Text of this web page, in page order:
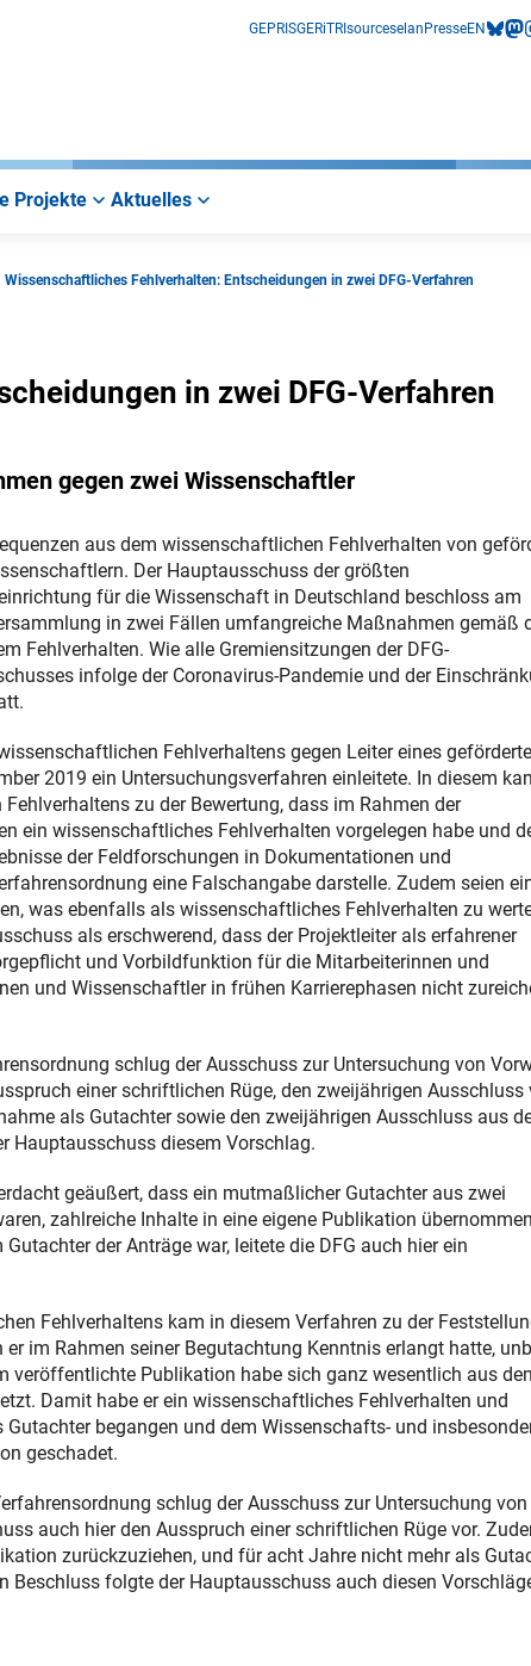
GEPRISGERiTRIsourceselan PresseEN
Projekte Aktuelles
Wissenschaftliches Fehlverhalten: Entscheidungen in zwei DFG-Verfahren
in zwei DFG-Verfahren
gegen zwei Wissenschaftler
aus dem wissenschaftlichen Fehlverhalten von
Der Hauptausschuss der größten
für die Wissenschaft in Deutschland beschloss am
in zwei Fällen umfangreiche Maßnahmen gemäß
Fehlverhalten. Wie alle Gremiensitzungen der DFG-
infolge der Coronavirus-Pandemie und der
Fehlverhaltens gegen Leiter eines
2019 ein Untersuchungsverfahren einleitete. In diesem
zu der Bewertung, dass im Rahmen der
ein wissenschaftliches Fehlverhalten vorgelegen habe und
der Feldforschungen in Dokumentationen und
eine Falschangabe darstelle. Zudem seien
was ebenfalls als wissenschaftliches Fehlverhalten zu
als erschwerend, dass der Projektleiter als erfahrener
und Vorbildfunktion für die Mitarbeiterinnen und
und Wissenschaftler in frühen Karrierephasen nicht
schlug der Ausschuss zur Untersuchung von
einer schriftlichen Rüge, den zweijährigen Ausschluss
als Gutachter sowie den zweijährigen Ausschluss aus
Hauptausschuss diesem Vorschlag.
geäußert, dass ein mutmaßlicher Gutachter aus zwei
zahlreiche Inhalte in eine eigene Publikation übernommen
der Anträge war, leitete die DFG auch hier ein
Fehlverhaltens kam in diesem Verfahren zu der
im Rahmen seiner Begutachtung Kenntnis erlangt hatte,
veröffentlichte Publikation habe sich ganz wesentlich aus den
Damit habe er ein wissenschaftliches Fehlverhalten und
begangen und dem Wissenschafts- und
geschadet.
schlug der Ausschuss zur Untersuchung von
auch hier den Ausspruch einer schriftlichen Rüge vor.
zurückzuziehen, und für acht Jahre nicht mehr als
folgte der Hauptausschuss auch diesen